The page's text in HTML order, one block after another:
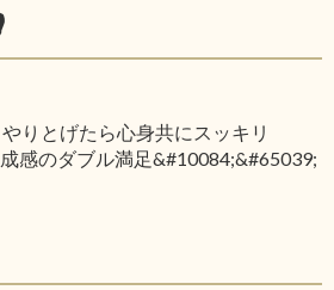
りとげたら心身共にスッキリ
感のダブル満足&#10084;&#65039;